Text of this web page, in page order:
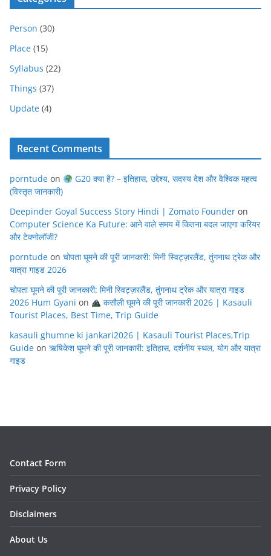
Person (30)
Place (15)
Syllabus (22)
Things (37)
Update (4)
Recent Comments
porntude on
G20 क्या है? – इतिहास, उद्देश्य, सदस्य देश और वैश्विक महत्व
(विस्तृत जानकारी)
Deepinder Goyal Success Story Hindi | Zomato Founder on
Computer Science Ka Future: आने वाले समय में कितना बदल जाएगा करियर
और टेक्नोलॉजी?
porntude on चोपता घूमने की पूरी जानकारी: मिनी स्विट्ज़रलैंड, तुंगनाथ ट्रेक और
यात्रा गाइड 2026
चोपता घूमने की पूरी जानकारी: मिनी स्विट्ज़रलैंड, तुंगनाथ ट्रेक और यात्रा गाइड
2026 Hum Gyani on
कसौली घूमने की पूरी जानकारी 2026 | Kasauli
Tourist Places, Best Time, Trip Guide
kasauli ghumne ki jankari2026 | Kasauli Tourist Places,Trip
Guide on ऋषिकेश घूमने की पूरी जानकारी: इतिहास, दर्शनीय स्थल, योग और यात्रा
गाइड
Contact Form
Privacy Policy
Disclaimers
About Us